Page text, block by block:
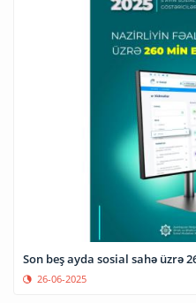
Son beş ayda sosial sahə üzrə
26-06-2025